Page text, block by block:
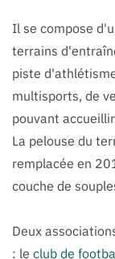
Il se compose
terrains
piste
multisports, de
pouvant
La pelouse du
remplacée en
couche de
Deux
: le club de